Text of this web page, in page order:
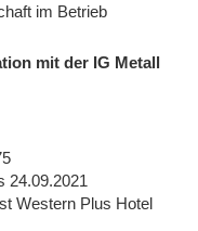
im Betrieb
mit der IG Metall
24.09.2021
Western Plus Hotel